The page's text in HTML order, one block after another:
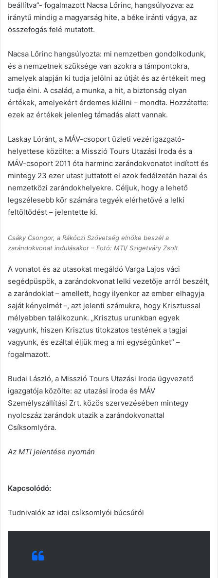
beállítva”- fogalmazott Nacsa Lőrinc, hangsúlyozva: az
iránytű mindig a magyarság hite, a béke iránti vágya, az
összefogás felé mutatott.
Nacsa Lőrinc hangsúlyozta: mi nemzetben gondolkodunk,
és a nemzetnek szüksége van azokra a támpontokra,
amelyek alapján ki tudja jelölni az útját és az értékeit meg
tudja élni. A család, a munka, a hit, a biztonság olyan
értékek, amelyekért érdemes kiállni – mondta. Hozzátette:
ezek az értékek jelenleg támadás alatt vannak.
Laskay Lóránt, a MÁV-csoport üzleti vezérigazgató-
helyettese közölte: a Misszió Tours Utazási Iroda és a
MÁV-csoport 2011 óta harminc zarándokvonatot indított és
mintegy 23 ezer utast juttatott el azok fedélzetén hazai és
nemzetközi zarándokhelyekre. Céljuk, hogy a lehető
legszélesebb kör számára tegyék elérhetővé a lelki
feltöltődést – jelentette ki.
Csáky Csongor, a Rákóczi Szövetség elnöke beszél a
zarándokvonat indulásakor – Fotó: MTI/ Szigetváry Zsolt
A vonatot és az utasokat megáldó Varga Lajos váci
segédpüspök, a zarándokvonat lelki vezetője arról beszélt,
a zarándoklat – amellett, hogy ilyenkor az ember elhagyja
saját kényelmét -, azt jelenti számukra, hogy Krisztussal
mélyebben találkozunk. „Krisztus urunkban egyek
vagyunk, hiszen Krisztus titokzatos testének a tagjai
vagyunk, és ezáltal éljük meg a mi egységünket” –
fogalmazott.
Budai László, a Misszió Tours Utazási Iroda ügyvezető
igazgatója közölte: az utazási iroda és MÁV
Személyszállítási Zrt. közös szervezésében mintegy
nyolcszáz zarándok utazik a zarándokvonattal
Csíksomlyóra.
Az MTI jelentése nyomán
Kapcsolódó:
Tudnivalók az idei csíksomlyói búcsúról